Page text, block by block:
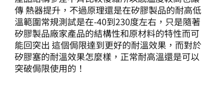
傳 熱器提升，不過原理還是在矽膠製品的耐高低
溫範圍常規測試是在-40到230度左右，只是隨著
矽膠製品廠家產品的結構性和原材料的特性而可
能回突出 這個侷限達到更好的耐溫效果，而對於
矽膠塞的耐溫效果怎麼樣，正常耐高溫還是可以
突破侷限使用的！